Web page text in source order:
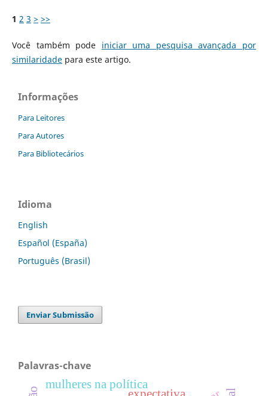
1 2 3 > >>
Você também pode iniciar uma pesquisa avançada por
similaridadepara este artigo.
Informações
Para Leitores
Para Autores
Para Bibliotecários
Idioma
English
Español (España)
Português (Brasil)
Enviar Submissão
Palavras-chave
mulheres na política
expectativa